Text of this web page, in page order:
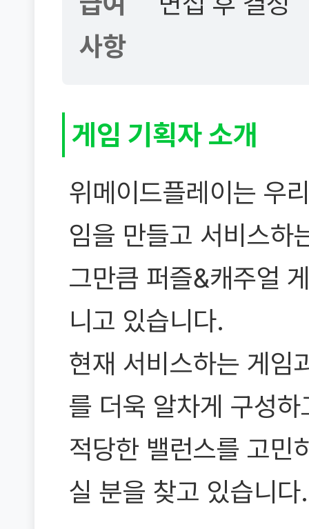
사항
게임 기획자 소개
위메이드플레이는 우
임을 만들고 서비스하
그만큼 퍼즐&캐주얼
니고 있습니다.
현재 서비스하는 게임
를 더욱 알차게 구성하
적당한 밸런스를 고민
실 분을 찾고 있습니다.